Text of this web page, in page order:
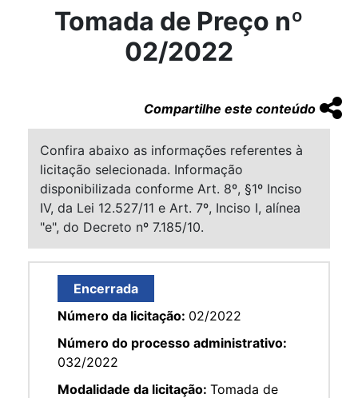
Tomada de Preço nº
02/2022
Compartilhe este conteúdo
Confira abaixo as informações referentes à
licitação selecionada. Informação
disponibilizada conforme Art. 8º, §1º Inciso
IV, da Lei 12.527/11 e Art. 7º, Inciso I, alínea
"e", do Decreto nº 7.185/10.
Encerrada
Número da licitação: 02/2022
Número do processo administrativo:
032/2022
Modalidade da licitação: Tomada de